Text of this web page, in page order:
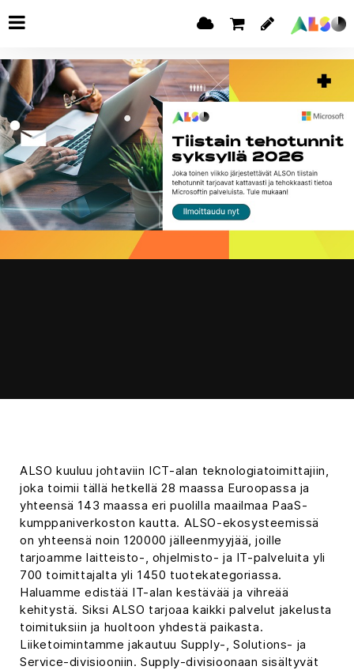
ALSO kuuluu johtaviin ICT-alan teknologiatoimittajiin,
joka toimii tällä hetkellä 28 maassa Euroopassa ja
yhteensä 143 maassa eri puolilla maailmaa PaaS-
kumppaniverkoston kautta. ALSO-ekosysteemissä
on yhteensä noin 120000 jälleenmyyjää, joille
tarjoamme laitteisto-, ohjelmisto- ja IT-palveluita yli
700 toimittajalta yli 1450 tuotekategoriassa.
Haluamme edistää IT-alan kestävää ja vihreää
kehitystä. Siksi ALSO tarjoaa kaikki palvelut jakelusta
toimituksiin ja huoltoon yhdestä paikasta.
Liiketoimintamme jakautuu Supply-, Solutions- ja
Service-divisiooniin. Supply-divisioonaan sisältyvät